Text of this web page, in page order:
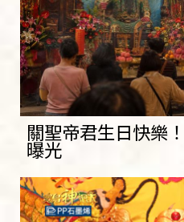
關聖帝君生日快樂
曝光